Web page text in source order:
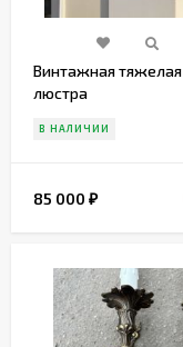
Винтажная тяжелая
люстра
В НАЛИЧИИ
85 000 ₽